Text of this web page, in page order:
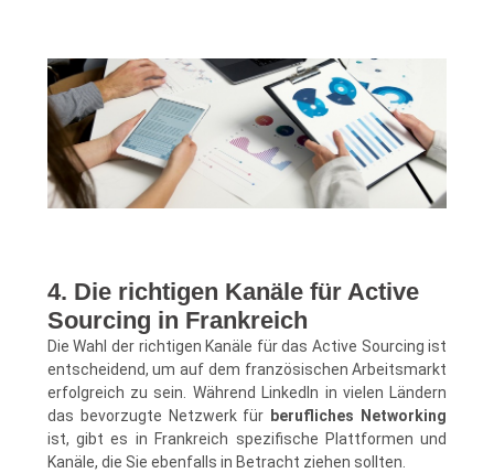
4. Die richtigen Kanäle für Active
Sourcing in Frankreich
Die Wahl der richtigen Kanäle für das Active Sourcing ist
entscheidend, um auf dem französischen Arbeitsmarkt
erfolgreich zu sein. Während LinkedIn in vielen Ländern
das bevorzugte Netzwerk für berufliches Networking
ist, gibt es in Frankreich spezifische Plattformen und
Kanäle, die Sie ebenfalls in Betracht ziehen sollten.